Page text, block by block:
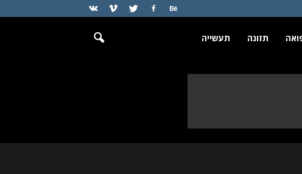
תזונה תעשייה